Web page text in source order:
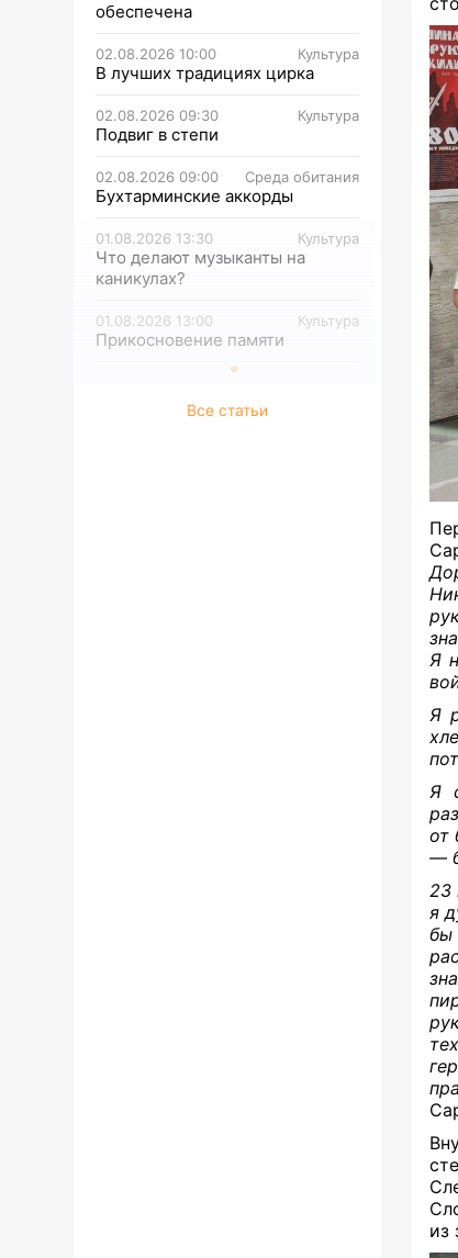
обеспечена
02.08.2026 10:00 Культура
В лучших традициях цирка
02.08.2026 09:30 Культура
Подвиг в степи
02.08.2026 09:00 Среда обитания
Бухтарминские аккорды
01.08.2026 13:30 Культура
Что делают музыканты на
каникулах?
01.08.2026 13:00 Культура
Прикосновение памяти
Все статьи
Я
Я
Я
от
—
23
я
бы
из